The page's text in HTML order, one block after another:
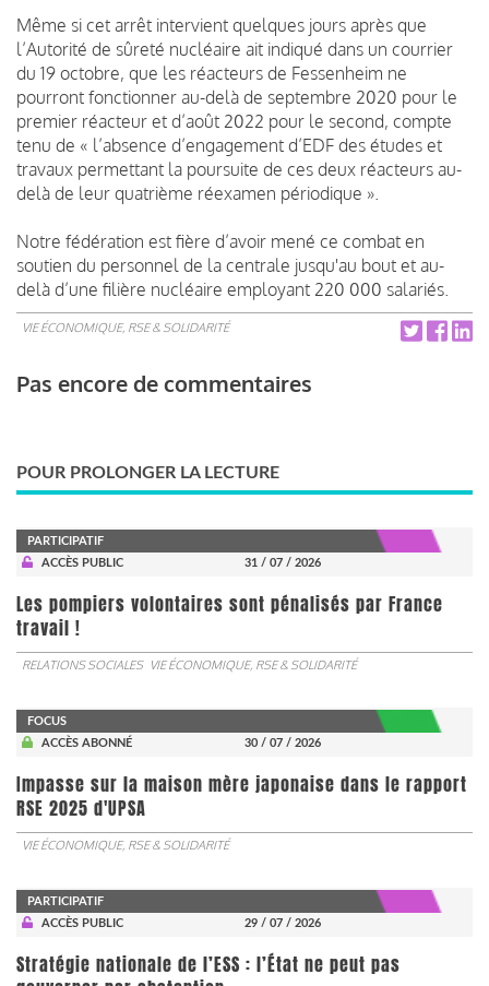
Même si cet arrêt intervient quelques jours après que
l’Autorité de sûreté nucléaire ait indiqué dans un courrier
du 19 octobre, que les réacteurs de Fessenheim ne
pourront fonctionner au-delà de septembre 2020 pour le
premier réacteur et d’août 2022 pour le second, compte
tenu de « l’absence d’engagement d’EDF des études et
travaux permettant la poursuite de ces deux réacteurs au-
delà de leur quatrième réexamen périodique ».
Notre fédération est fière d’avoir mené ce combat en
soutien du personnel de la centrale jusqu'au bout et au-
delà d’une filière nucléaire employant 220 000 salariés.
VIE ÉCONOMIQUE, RSE & SOLIDARITÉ
Pas encore de commentaires
POUR PROLONGER LA LECTURE
PARTICIPATIF
ACCÈS PUBLIC
31 / 07 / 2026
Les pompiers volontaires sont pénalisés par France
travail !
RELATIONS SOCIALES VIE ÉCONOMIQUE, RSE & SOLIDARITÉ
FOCUS
ACCÈS ABONNÉ
30 / 07 / 2026
Impasse sur la maison mère japonaise dans le rapport
RSE 2025 d'UPSA
VIE ÉCONOMIQUE, RSE & SOLIDARITÉ
PARTICIPATIF
ACCÈS PUBLIC
29 / 07 / 2026
Stratégie nationale de l’ESS : l’État ne peut pas